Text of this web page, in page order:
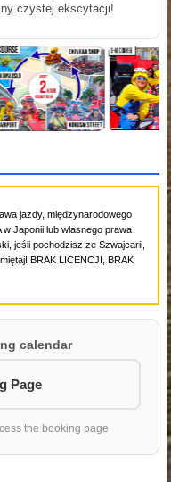
czystej ekscytacji!
jazdy, międzynarodowego
Japonii lub własnego prawa
jeśli pochodzisz ze Szwajcarii,
BRAK LICENCJI, BRAK
calendar
Page
the booking page